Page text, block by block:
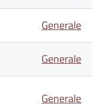
Generale
Generale
Generale